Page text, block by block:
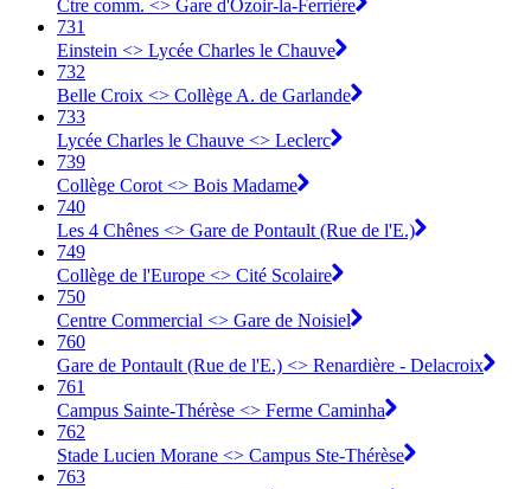
Ctre comm. <> Gare d'Ozoir-la-Ferrière
731
Einstein <> Lycée Charles le Chauve
732
Belle Croix <> Collège A. de Garlande
733
Lycée Charles le Chauve <> Leclerc
739
Collège Corot <> Bois Madame
740
Les 4 Chênes <> Gare de Pontault (Rue de l'E.)
749
Collège de l'Europe <> Cité Scolaire
750
Centre Commercial <> Gare de Noisiel
760
Gare de Pontault (Rue de l'E.) <> Renardière - Delacroix
761
Campus Sainte-Thérèse <> Ferme Caminha
762
Stade Lucien Morane <> Campus Ste-Thérèse
763